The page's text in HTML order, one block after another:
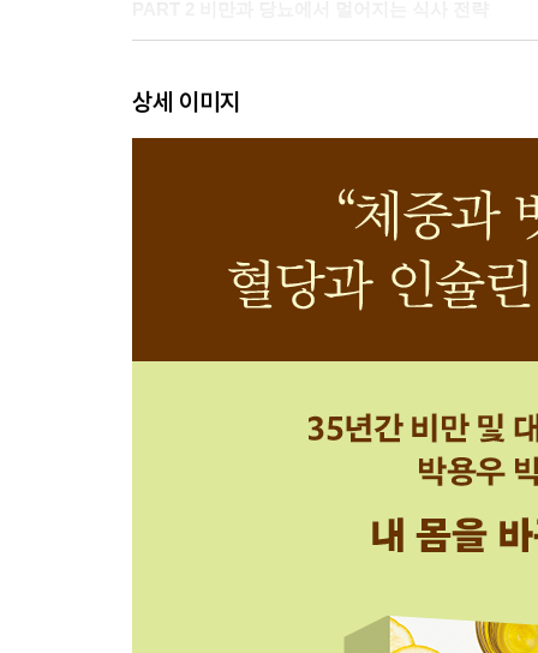
어떤 형태의 탄수화물을 먹느냐가 중요하다
박용우의 식사 처방: 가공하지 않은 탄수화물로 적
column 1. 새로운 ‘탄수화물 섭취 권고안’에 대한 견
지방과 오일: 누명을 벗고 본질로 돌아가라
포화지방은 진짜 유해한 지방일까?
정제 식물성 오일의 함정
박용우의 식사 처방: 가짜를 버리고 진짜로 채워라
식탁의 주인공은 단백질 음식이어야 한다
상세 이미지